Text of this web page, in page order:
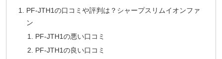
PF-JTH1の口コミや評判は？シャープスリムイオンファ
ン
PF-JTH1の悪い口コミ
PF-JTH1の良い口コミ